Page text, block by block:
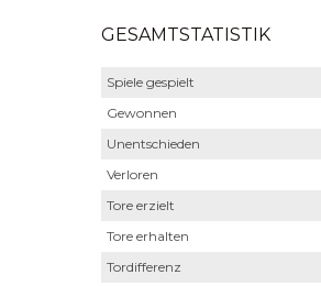
GESAMTSTATISTIK
Spiele gespielt
Gewonnen
Unentschieden
Verloren
Tore erzielt
Tore erhalten
Tordifferenz